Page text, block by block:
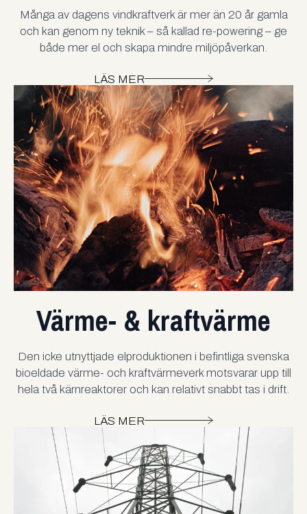
Många av dagens vindkraftverk är mer än 20 år gamla
och kan genom ny teknik – så kallad re-powering – ge
både mer el och skapa mindre miljöpåverkan.
LÄS MER
Värme- & kraftvärme
Den icke utnyttjade elproduktionen i befintliga svenska
bioeldade värme- och kraftvärmeverk motsvarar upp till
hela två kärnreaktorer och kan relativt snabbt tas i drift.
LÄS MER